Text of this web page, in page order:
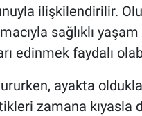
ilişkilendirilir.
sağlıklı yaşam
edinmek faydalı
ayakta
zamana kıyasla